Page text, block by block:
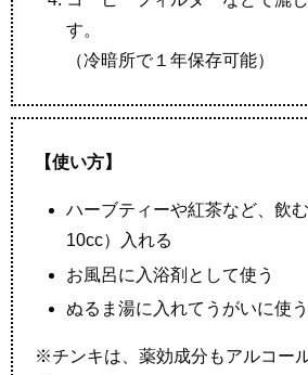
す。
（冷暗所で１年保存可能）
【使い方】
ハーブティーや紅茶など、飲
10cc）入れる
お風呂に入浴剤として使う
ぬるま湯に入れてうがいに使
※チンキは、薬効成分もアルコー